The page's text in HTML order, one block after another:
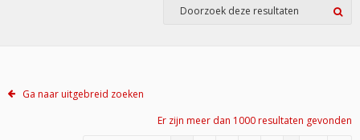
Ga naar uitgebreid zoeken
Er zijn meer dan 1000 resultaten gevonden